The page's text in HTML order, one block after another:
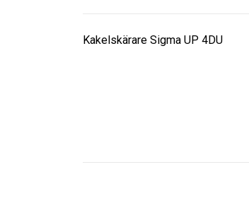
Kakelskärare Sigma UP 4DU